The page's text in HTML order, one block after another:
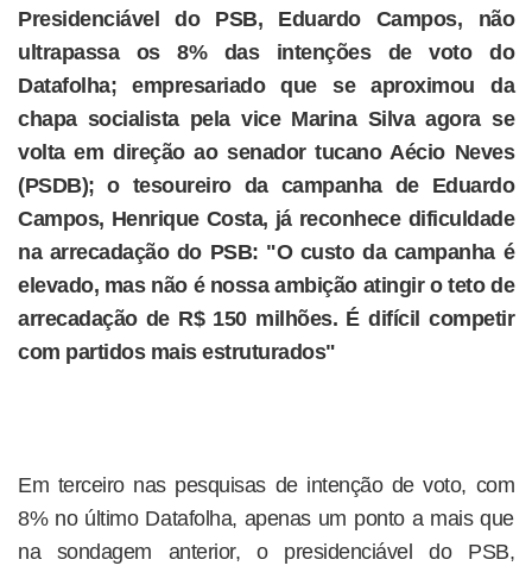
Presidenciável do PSB, Eduardo Campos, não
ultrapassa os 8% das intenções de voto do
Datafolha; empresariado que se aproximou da
chapa socialista pela vice Marina Silva agora se
volta em direção ao senador tucano Aécio Neves
(PSDB); o tesoureiro da campanha de Eduardo
Campos, Henrique Costa, já reconhece dificuldade
na arrecadação do PSB: "O custo da campanha é
elevado, mas não é nossa ambição atingir o teto de
arrecadação de R$ 150 milhões. É difícil competir
com partidos mais estruturados"
Em terceiro nas pesquisas de intenção de voto, com
8% no último Datafolha, apenas um ponto a mais que
na sondagem anterior, o presidenciável do PSB,